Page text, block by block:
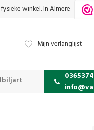
winkel. In Almere
Mijn verlanglijst